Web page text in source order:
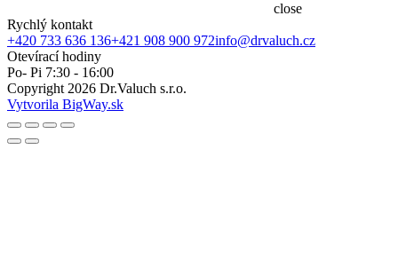
close
Rychlý kontakt
+420 733 636 136+421 908 900 972info@drvaluch.cz
Otevírací hodiny
Po- Pi 7:30 - 16:00
Copyright 2026 Dr.Valuch s.r.o.
Vytvorila BigWay.sk